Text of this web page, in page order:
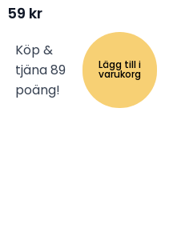
59 kr
Köp &
tjäna 89
poäng!
Lägg till i
varukorg